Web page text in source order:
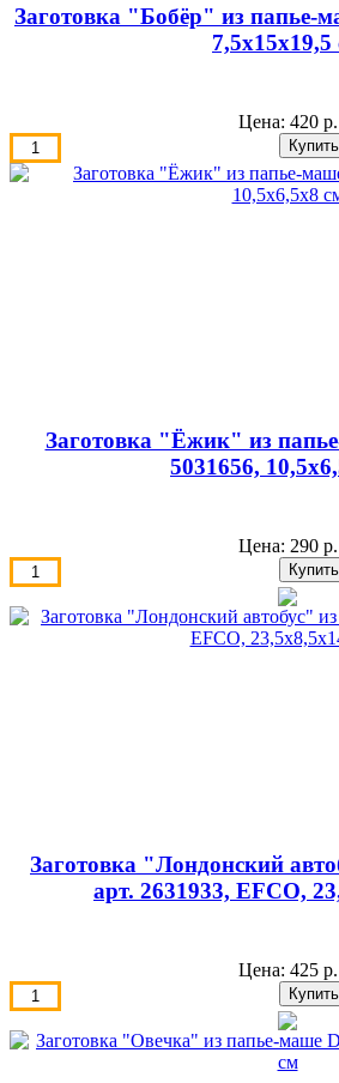
Заготовка "Бобёр" из папье-
7,5х15х19,5
Цена: 420 р.
Заготовка "Ёжик" из
5031656,
Цена: 290 р.
Заготовка "Лондонский
арт. 2631933, EFCO,
Цена: 425 р.